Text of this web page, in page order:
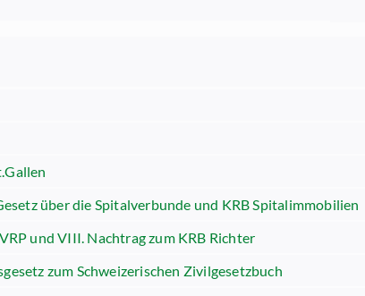
über die Spitalverbunde und KRB Spitalimmobilien
und VIII. Nachtrag zum KRB Richter
zum Schweizerischen Zivilgesetzbuch